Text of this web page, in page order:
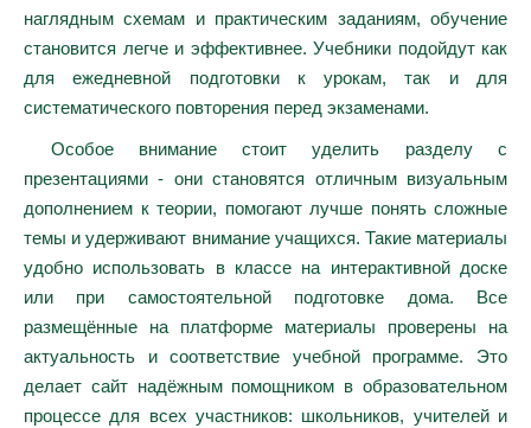
наглядным схемам и практическим заданиям, обучение
становится легче и эффективнее. Учебники подойдут как
для ежедневной подготовки к урокам, так и для
систематического повторения перед экзаменами.
Особое внимание стоит уделить разделу с
презентациями - они становятся отличным визуальным
дополнением к теории, помогают лучше понять сложные
темы и удерживают внимание учащихся. Такие материалы
удобно использовать в классе на интерактивной доске
или при самостоятельной подготовке дома. Все
размещённые на платформе материалы проверены на
актуальность и соответствие учебной программе. Это
делает сайт надёжным помощником в образовательном
процессе для всех участников: школьников, учителей и